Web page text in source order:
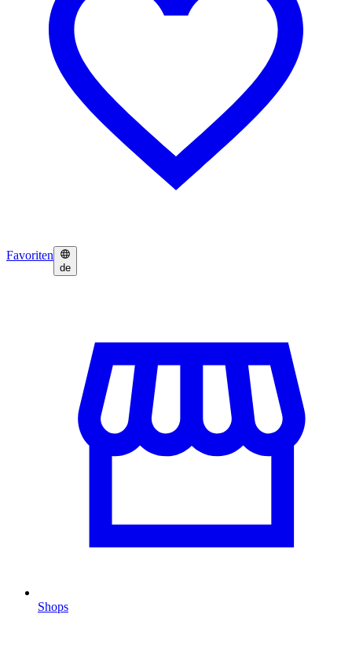
Favoriten
de
Shops